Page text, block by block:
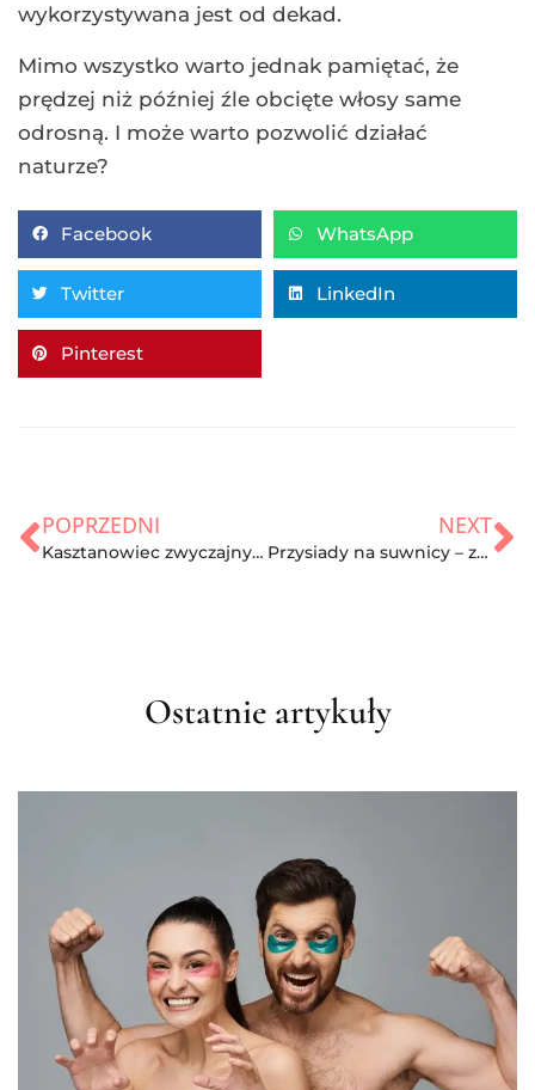
wykorzystywana jest od dekad.
Mimo wszystko warto jednak pamiętać, że
prędzej niż później źle obcięte włosy same
odrosną. I może warto pozwolić działać
naturze?
Facebook WhatsApp
Twitter LinkedIn
Pinterest
POPRZEDNI
Kasztanowiec zwyczajny – właściwości oraz wykorzystanie
NEXT
Przysiady na suwnicy – zasady, efekty i opinie
Ostatnie artykuły